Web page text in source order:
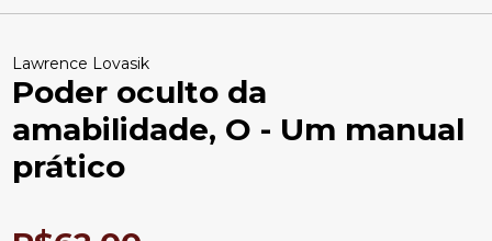
Lawrence Lovasik
Poder oculto da
amabilidade, O - Um manual
prático